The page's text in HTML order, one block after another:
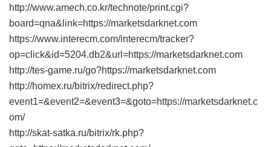
http://www.amech.co.kr/technote/print.cgi?
board=qna&link=https://marketsdarknet.com
https://www.interecm.com/interecm/tracker?
op=click&id=5204.db2&url=https://marketsdarknet.com
http://tes-game.ru/go?https://marketsdarknet.com
http://homex.ru/bitrix/redirect.php?
event1=&event2=&event3=&goto=https://marketsdarknet.c
om/
http://skat-satka.ru/bitrix/rk.php?